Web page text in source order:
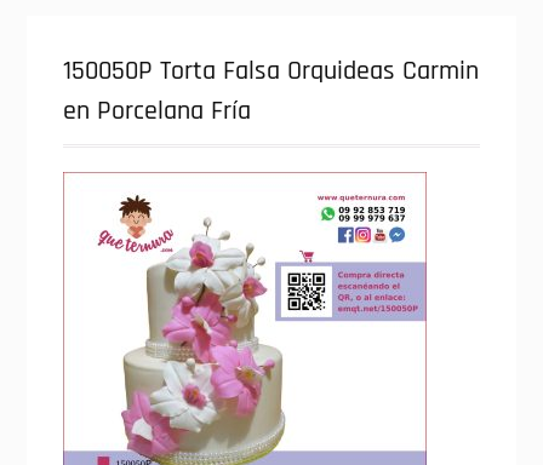
150050P Torta Falsa Orquideas Carmin
en Porcelana Fría